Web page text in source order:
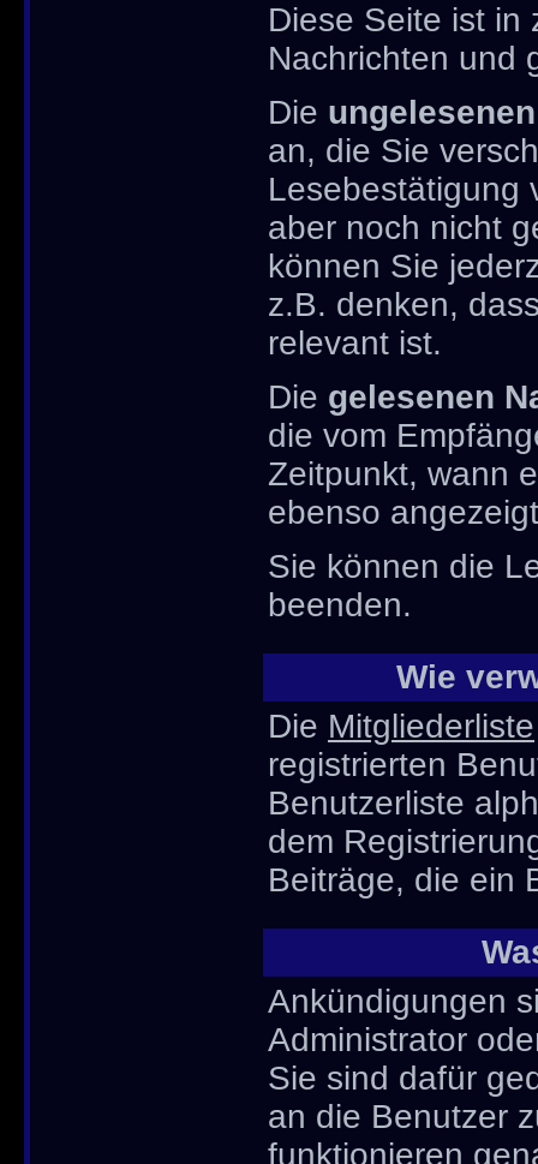
Diese Seite ist in
Nachrichten und
Die
an, die Sie
Lesebestätigung
aber noch nicht
können Sie
z.B. denken,
relevant ist.
Die gelesenen
die vom
Zeitpunkt, wann
ebenso
Sie können die
beenden.
Wie
Die Mitgliederliste
registrierten
Benutzerliste
dem
Beiträge, die ein
Ankündigungen
Administrator
Sie sind dafür
an die Benutzer
funktionieren